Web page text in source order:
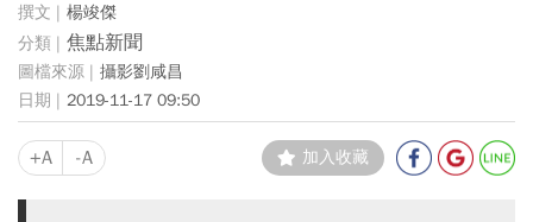
楊竣傑
焦點新聞
攝影劉咸昌
2019-11-17 09:50
+A -A 加入收藏